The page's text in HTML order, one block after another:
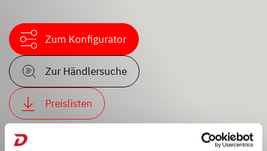
Zum Konfigurator
Zur Händlersuche
Preislisten